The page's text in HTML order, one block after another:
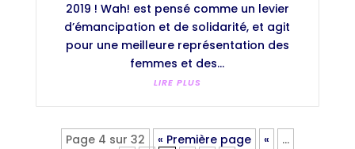
2019 ! Wah! est pensé comme un levier
d’émancipation et de solidarité, et agit
pour une meilleure représentation des
femmes et des...
LIRE PLUS
Page 4 sur 32 « Première page «
…